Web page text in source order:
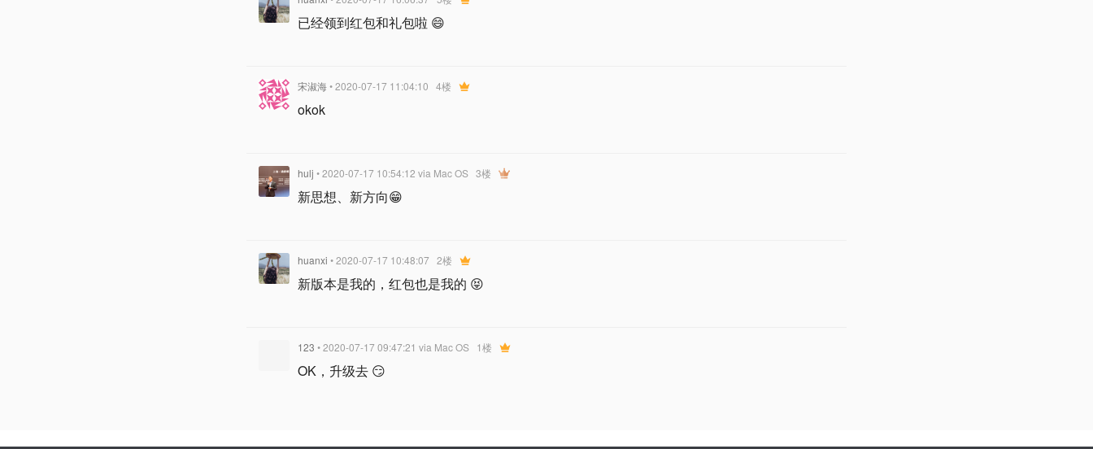
已经领到红包和礼包啦 😄
宋淑海• 2020-07-17 11:04:10 4楼
okok
hulj • 2020-07-17 10:54:12 via Mac OS 3楼
新思想、新方向😁
huanxi • 2020-07-17 10:48:07 2楼
新版本是我的，红包也是我的 😝
123 • 2020-07-17 09:47:21 via Mac OS 1楼
OK，升级去 😏